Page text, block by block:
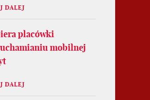
DALEJ
placówki
mobilnej
DALEJ